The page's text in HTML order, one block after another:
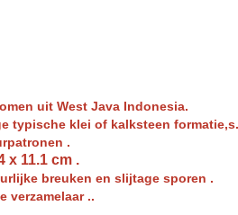
uit West Java Indonesia.
typische klei of kalksteen formatie,s.
.
x 11.1 cm .
breuken en slijtage sporen .
verzamelaar ..